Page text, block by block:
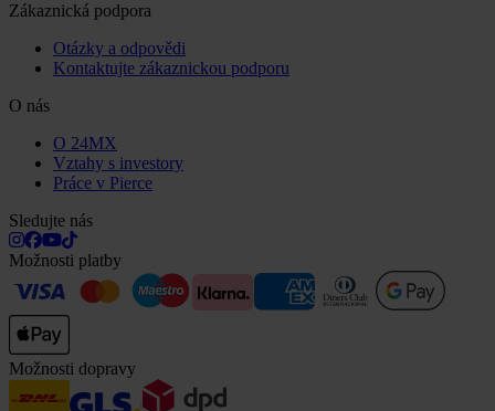
Zákaznická podpora
Otázky a odpovědi
Kontaktujte zákaznickou podporu
O nás
O 24MX
Vztahy s investory
Práce v Pierce
Sledujte nás
Možnosti platby
Možnosti dopravy